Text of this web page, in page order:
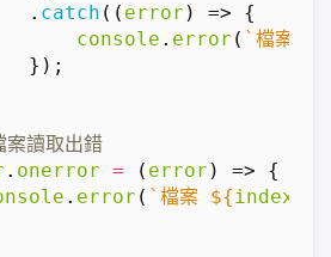
. catch (( error ) =>
{
console . error ( `檔案
});
. onerror = ( error ) =>
{
. error ( `檔案 ${index